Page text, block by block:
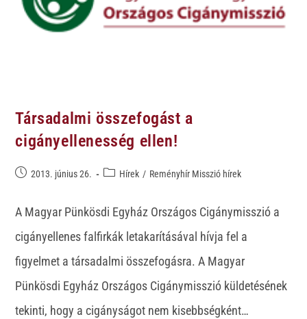
Társadalmi összefogást a
cigányellenesség ellen!
2013. június 26. Hírek / Reményhír Misszió hírek
A Magyar Pünkösdi Egyház Országos Cigánymisszió a
cigányellenes falfirkák letakarításával hívja fel a
figyelmet a társadalmi összefogásra. A Magyar
Pünkösdi Egyház Országos Cigánymisszió küldetésének
tekinti, hogy a cigányságot nem kisebbségként…